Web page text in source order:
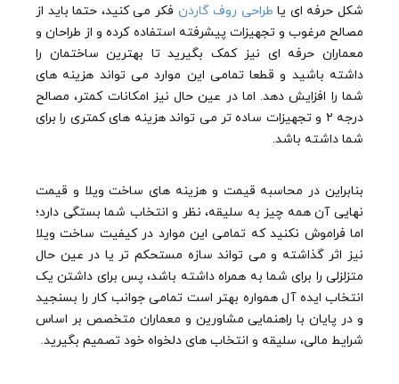
شکل حرفه ای یا طراحی روف گاردن فکر می کنید، حتما باید از
مصالح مرغوب و تجهیزات پیشرفته استفاده کرده و از طراحان و
معماران حرفه ای نیز کمک بگیرید تا بهترین ساختمان را
داشته باشید و قطعا تمامی این موارد می تواند هزینه های
شما را افزایش دهد. اما در عین حال نیز امکانات کمتر، مصالح
درجه ۲ و تجهیزات ساده تر می تواند هزینه های کمتری را برای
شما داشته باشد.
بنابراین در محاسبه قیمت و هزینه های ساخت ویلا و قیمت
نهایی آن همه چیز به سلیقه، نظر و انتخاب شما بستگی دارد؛
اما فراموش نکنید که تمامی این موارد در کیفیت ساخت ویلا
نیز اثر گذاشته و می تواند سازه مستحکم تر یا در عین حال
متزلزلی را برای شما به همراه داشته باشد، پس برای داشتن یک
انتخاب ایده آل همواره بهتر است تمامی جوانب کار را بسنجید
و در پایان با راهنمایی مشاورین و معماران متخصص بر اساس
شرایط مالی، سلیقه و انتخاب های دلخواه خود تصمیم بگیرید.